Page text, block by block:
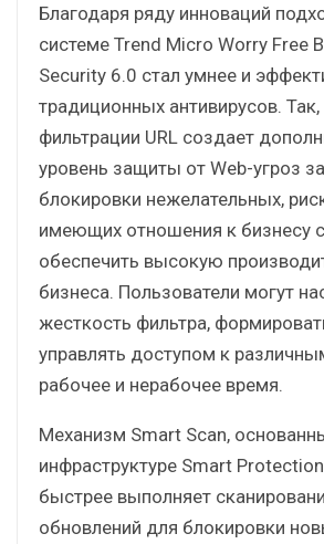
Благодаря ряду инноваций
системе Trend Micro Worry Free
Security 6.0 стал умнее и
традиционных антивирусов.
фильтрации URL создает
уровень защиты от Web-угроз
блокировки нежелательных,
имеющих отношения к бизнесу
обеспечить высокую
бизнеса. Пользователи могут
жесткость фильтра,
управлять доступом к
рабочее и нерабочее время.
Механизм Smart Scan,
инфраструктуре Smart
быстрее выполняет
обновлений для блокировки